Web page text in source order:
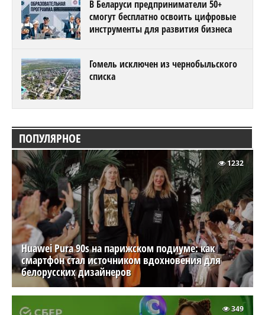
В Беларуси предприниматели 50+
смогут бесплатно освоить цифровые
инструменты для развития бизнеса
Гомель исключен из чернобыльского
списка
ПОПУЛЯРНОЕ
Huawei Pura 90s на парижском подиуме: как
смартфон стал источником вдохновения для
белорусских дизайнеров
1232
349